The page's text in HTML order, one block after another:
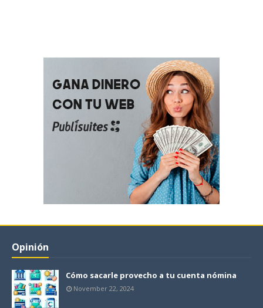
Opinión
Cómo sacarle provecho a tu cuenta nómina
November 22, 2024